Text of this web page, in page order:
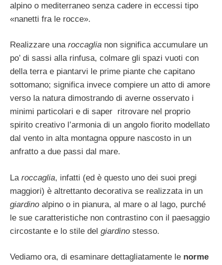
alpino o mediterraneo senza cadere in eccessi tipo
«nanetti fra le rocce».
Realizzare una roccaglia non significa accu­mulare un
po’ di sassi alla rinfusa, colmare gli spazi vuoti con
della terra e piantarvi le prime piante che capitano
sottomano; si­gnifica invece compiere un atto di amore
verso la natura dimostrando di averne os­servato i
minimi particolari e di saper ritrovare nel proprio
spirito creativo l’armo­nia di un angolo fiorito modellato
dal ven­to in alta montagna oppure nascosto in un
anfratto a due passi dal mare.
La roccaglia, infatti (ed è questo uno dei suoi pregi
maggiori) è altrettanto decorativa se realizzata in un
giardino alpino o in pia­nura, al mare o al lago, purché
le sue ca­ratteristiche non contrastino con il paesag­gio
circostante e lo stile del giardino stesso.
Vediamo ora, di esaminare dettagliatamente le norme